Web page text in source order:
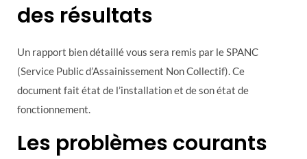
des résultats
Un rapport bien détaillé vous sera remis par le SPANC
(Service Public d’Assainissement Non Collectif). Ce
document fait état de l’installation et de son état de
fonctionnement.
Les problèmes courants